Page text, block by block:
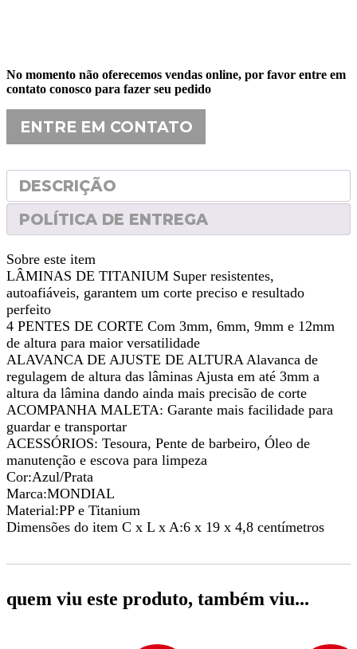
No momento não oferecemos vendas online, por favor entre em
contato conosco para fazer seu pedido
ENTRE EM CONTATO
DESCRIÇÃO
POLÍTICA DE ENTREGA
Sobre este item
LÂMINAS DE TITANIUM Super resistentes,
autoafiáveis, garantem um corte preciso e resultado
perfeito
4 PENTES DE CORTE Com 3mm, 6mm, 9mm e 12mm
de altura para maior versatilidade
ALAVANCA DE AJUSTE DE ALTURA Alavanca de
regulagem de altura das lâminas Ajusta em até 3mm a
altura da lâmina dando ainda mais precisão de corte
ACOMPANHA MALETA: Garante mais facilidade para
guardar e transportar
ACESSÓRIOS: Tesoura, Pente de barbeiro, Óleo de
manutenção e escova para limpeza
Cor:Azul/Prata
Marca:MONDIAL
Material:PP e Titanium
Dimensões do item C x L x A:6 x 19 x 4,8 centímetros
quem viu este produto, também viu...